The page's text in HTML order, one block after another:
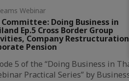
Webinar
Committee: Doing Business in
Ep.5 Cross Border Group
Company Restructuration,
Pension
5 of the “Doing Business in
Practical Series” by